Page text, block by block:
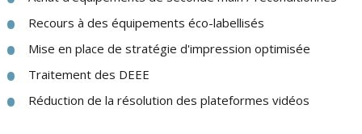
Recours à des équipements éco-labellisés
Mise en place de stratégie d'impression optimisée
Traitement des DEEE
Réduction de la résolution des plateformes vidéos